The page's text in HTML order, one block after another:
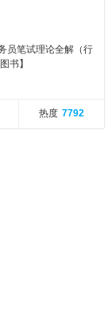
员笔试理论全解（行
书】
热度 7792